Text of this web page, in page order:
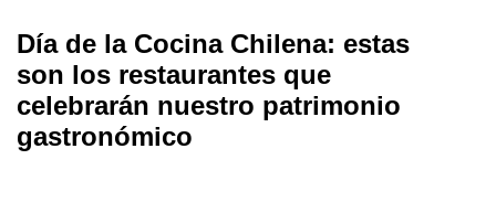
Día de la Cocina Chilena: estas
son los restaurantes que
celebrarán nuestro patrimonio
gastronómico